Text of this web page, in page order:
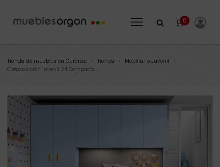
0
Tienda de muebles en Ourense > Tienda > Mobiliario Juvenil >
Composición juvenil 24 Compacto